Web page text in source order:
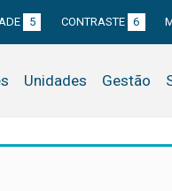
5 CONTRASTE 6
Unidades Gestão